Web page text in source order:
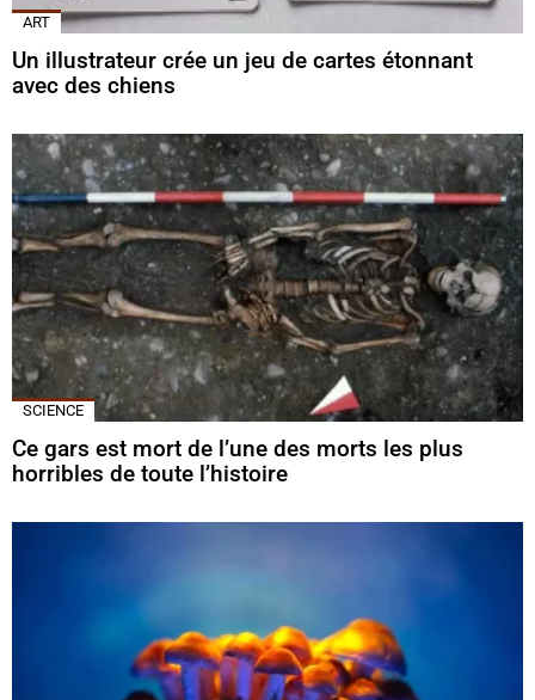
ART
Un illustrateur crée un jeu de cartes étonnant
avec des chiens
SCIENCE
Ce gars est mort de l’une des morts les plus
horribles de toute l’histoire